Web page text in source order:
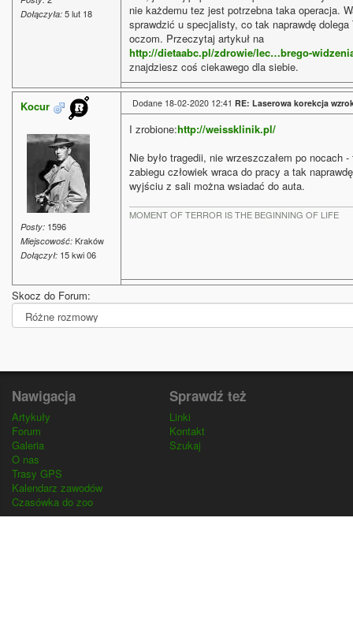
Dołączyła: 5 lut 18
nie każdemu tez jest potrzebna taka operacja.
sprawdzić u specjalisty, co tak naprawdę dolega
oczom. Przeczytaj artykuł na
http://dietaabc.pl/zdrowie/lec…brego-
znajdziesz coś ciekawego dla siebie.
Kocur
Posty: 1596
Miejscowość: Kraków
Dołączył: 15 kwi 06
Dodane 18-02-2020 12:41 RE: Laserowa korekcja
I zrobione:http://weissklinik.pl/
Nie było tragedii, nie wrzeszczałem po nocach
zabiegu człowiek wraca do pracy a tak
wyjściu z sali można wsiadać do auta.
MOMENT OF TERROR IS THE BEGINNING OF LIFE
Skocz do Forum:
Nawigacja
Artykuły
Forum
Galeria
O nas
Trasy GPS
Kalendarz zawodów
Czasówka do zoo
Sprawdź też
Linki
Kontakt
Szukaj